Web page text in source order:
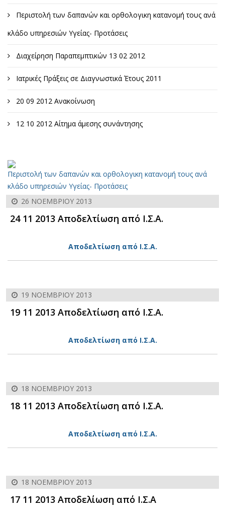
Περιστολή των δαπανών και ορθολογικη κατανομή τους ανά
κλάδο υπηρεσιών Υγείας- Προτάσεις
Διαχείρηση Παραπεμπτικών 13 02 2012
Ιατρικές Πράξεις σε Διαγνωστικά Έτους 2011
20 09 2012 Ανακοίνωση
12 10 2012 Αίτημα άμεσης συνάντησης
Περιστολή των δαπανών και ορθολογικη κατανομή τους ανά
κλάδο υπηρεσιών Υγείας- Προτάσεις
26 ΝΟΕΜΒΡΊΟΥ 2013
24 11 2013 Αποδελτίωση από Ι.Σ.Α.
Αποδελτίωση από Ι.Σ.Α.
19 ΝΟΕΜΒΡΊΟΥ 2013
19 11 2013 Αποδελτίωση από Ι.Σ.Α.
Αποδελτίωση από Ι.Σ.Α.
18 ΝΟΕΜΒΡΊΟΥ 2013
18 11 2013 Αποδελτίωση από Ι.Σ.Α.
Αποδελτίωση από Ι.Σ.Α.
18 ΝΟΕΜΒΡΊΟΥ 2013
17 11 2013 Αποδελίωση από Ι.Σ.Α